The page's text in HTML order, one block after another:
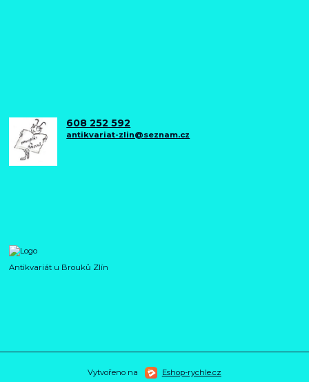
608 252 592
antikvariat-zlin@seznam.cz
Antikvariát u Brouků Zlín
Vytvořeno na Eshop-rychle.cz